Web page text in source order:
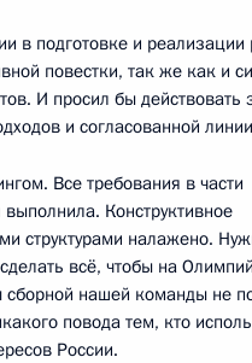
Военно-Морского
России
сетевые
в подготовке и
повестки, так же как и
И просил бы действовать
и согласованной
Все требования в части
Конструктивное
структурами налажено.
всё, чтобы на
нашей команды не
повода тем, кто
России.